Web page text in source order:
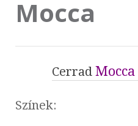
Mocca
Cerrad Mocca
Színek: